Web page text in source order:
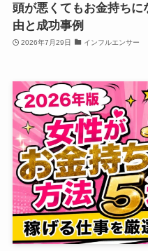
頭が悪くてもお金持ちに
由と成功事例
2026年7月29日 インフルエンサー